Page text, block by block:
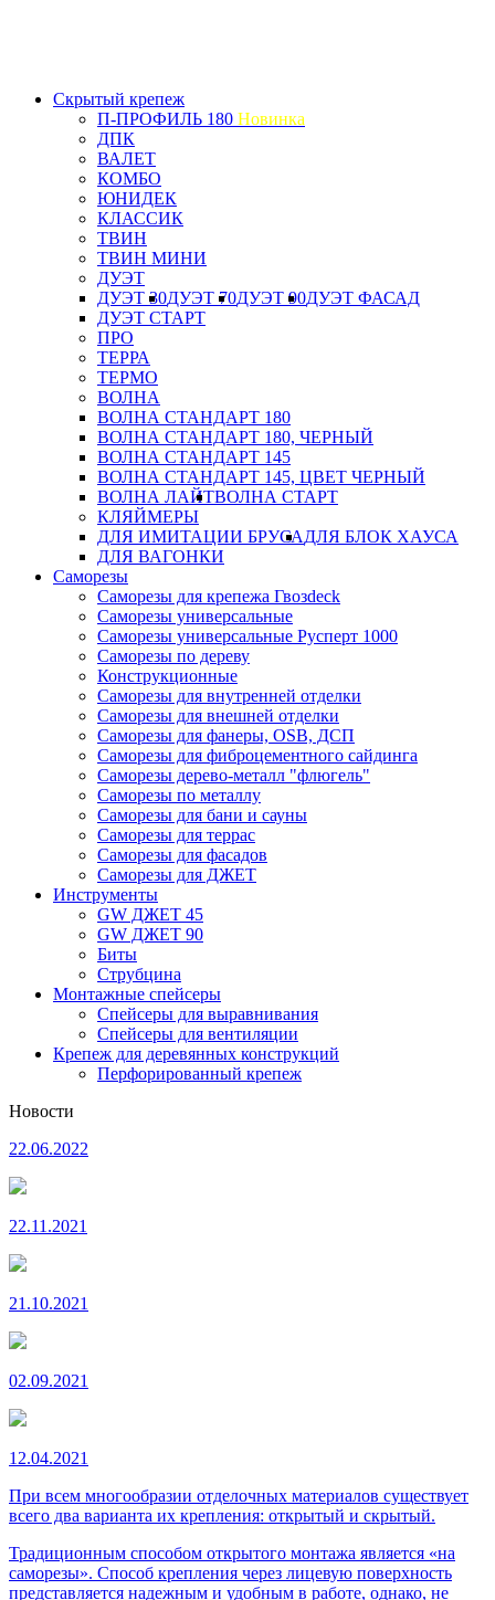
Скрытый крепеж
П-ПРОФИЛЬ 180 Новинка
ДПК
ВАЛЕТ
КОМБО
ЮНИДЕК
КЛАССИК
ТВИН
ТВИН МИНИ
ДУЭТ
ДУЭТ 30ДУЭТ 70ДУЭТ 90ДУЭТ ФАСАД
ДУЭТ СТАРТ
ПРО
ТЕРРА
ТЕРМО
ВОЛНА
ВОЛНА СТАНДАРТ 180
ВОЛНА СТАНДАРТ 180, ЧЕРНЫЙ
ВОЛНА СТАНДАРТ 145
ВОЛНА СТАНДАРТ 145, ЦВЕТ ЧЕРНЫЙ
ВОЛНА ЛАЙТВОЛНА СТАРТ
КЛЯЙМЕРЫ
ДЛЯ ИМИТАЦИИ БРУСАДЛЯ БЛОК ХАУСА
ДЛЯ ВАГОНКИ
Саморезы
Саморезы для крепежа Гвозdeck
Саморезы универсальные
Саморезы универсальные Русперт 1000
Саморезы по дереву
Конструкционные
Саморезы для внутренней отделки
Саморезы для внешней отделки
Cаморезы для фанеры, OSB, ДСП
Саморезы для фиброцементного сайдинга
Саморезы дерево-металл "флюгель"
Саморезы по металлу
Саморезы для бани и сауны
Саморезы для террас
Саморезы для фасадов
Саморезы для ДЖЕТ
Инструменты
GW ДЖЕТ 45
GW ДЖЕТ 90
Биты
Струбцина
Монтажные спейсеры
Спейсеры для выравнивания
Спейсеры для вентиляции
Крепеж для деревянных конструкций
Перфорированный крепеж
Новости
22.06.2022
22.11.2021
21.10.2021
02.09.2021
12.04.2021
При всем многообразии отделочных материалов существует
всего два варианта их крепления: открытый и скрытый.
Традиционным способом открытого монтажа является «на
саморезы». Способ крепления через лицевую поверхность
представляется надежным и удобным в работе, однако, не